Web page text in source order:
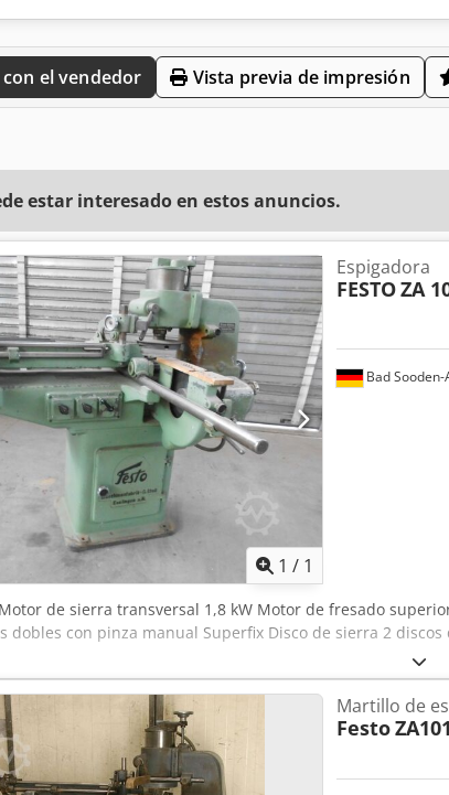
el vendedor Vista previa de impresión
estar interesado en estos anuncios.
1 / 1
Bad Sooden-
Espigadora
FESTOZA
de sierra transversal 1,8 kW Motor de fresado
dobles con pinza manual Superfix Disco de sierra 2 discos
Martillo de
FestoZA101